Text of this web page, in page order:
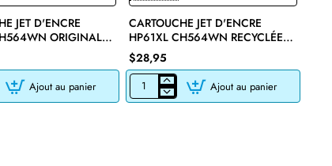
JET D'ENCRE
ORIGINALE
Ajout au panier
CARTOUCHE JET D'ENCRE
HP61XL CH564WN RECYCLÉE
COULEUR
$28,95
CARTOUCHE
JET
Ajout au panier